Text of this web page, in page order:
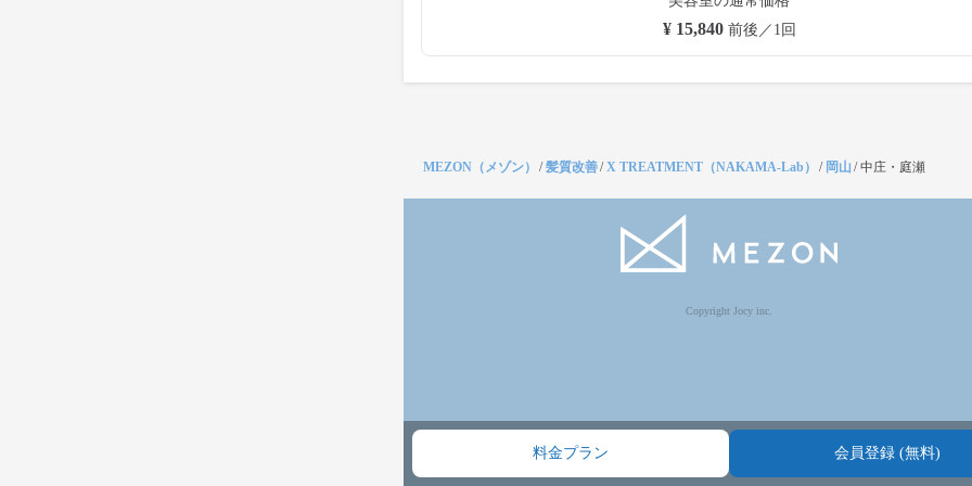
¥ 15,840前後／1回
料金プラン 会員登録 (無料)
MEZON（メゾン） /髪質改善/X TREATMENT（NAKAMA-Lab） / 岡山 /中庄・庭瀬
Copyright Jocy inc.